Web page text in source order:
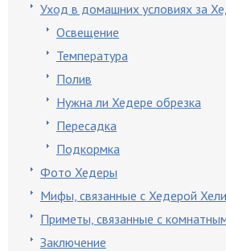
Уход в домашних условиях за
Освещение
Температура
Полив
Нужна ли Хедере обрезка
Пересадка
Подкормка
Фото Хедеры
Мифы, связанные с Хедерой
Приметы, связанные с
Заключение